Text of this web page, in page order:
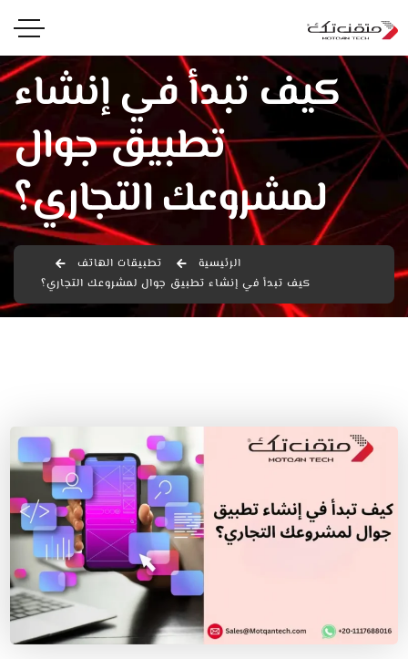
كيف تبدأ في إنشاء
تطبيق جوال
لمشروعك التجاري؟
الرئيسية
تطبيقات الهاتف
كيف تبدأ في إنشاء تطبيق جوال لمشروعك التجاري؟